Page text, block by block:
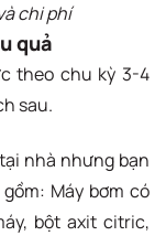
chi phí
quả
theo chu kỳ 3-4
sau.
nhà nhưng bạn
Máy bơm có
bột axit citric,